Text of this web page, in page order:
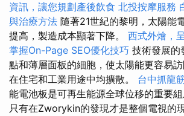
資訊，讓您規劃產後飲食 北投按摩服務
與治療方法 隨著21世紀的黎明，太陽能
提高，製造成本顯著下降。 西式外燴，
掌握On-Page SEO優化技巧 技術發展的
點和薄層面板的細胞，使太陽能更容易
在住宅和工業用途中均擴散。 台中抓龍
能電池板是可再生能源全球位移的重要組
只有在Zworykin的發現才是整個電視的